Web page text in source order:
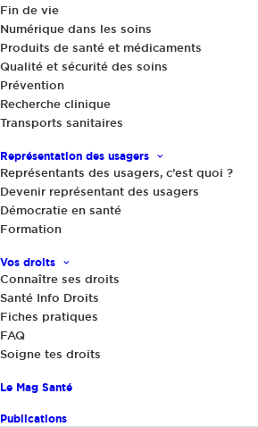
Fin de vie
Numérique dans les soins
Produits de santé et médicaments
Qualité et sécurité des soins
Prévention
Recherche clinique
Transports sanitaires
Représentation des usagers
Représentants des usagers, c’est quoi ?
Devenir représentant des usagers
Démocratie en santé
Formation
Vos droits
Connaître ses droits
Santé Info Droits
Fiches pratiques
FAQ
Soigne tes droits
Le Mag Santé
Publications
Grève des laboratoires de
signal inquiétant d’une
financière du système de
C’est une première en France :
laboratoires de biologie sont
témoigne de l’engagement d’un
entre les représentants des
l’Assurance Maladie et le
d’un pan essentiel de leur
dessine en creux le risque d’une
économique du système de
Partager